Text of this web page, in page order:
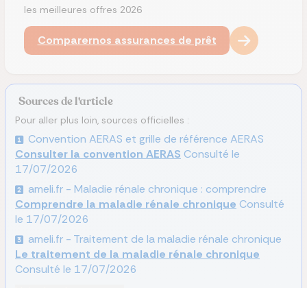
les meilleures offres 2026
Comparernos assurances de prêt
Sources de l'article
Pour aller plus loin, sources officielles :
Convention AERAS et grille de référence AERAS
Consulter la convention AERAS Consulté le
17/07/2026
ameli.fr - Maladie rénale chronique : comprendre
Comprendre la maladie rénale chronique Consulté
le 17/07/2026
ameli.fr - Traitement de la maladie rénale chronique
Le traitement de la maladie rénale chronique
Consulté le 17/07/2026